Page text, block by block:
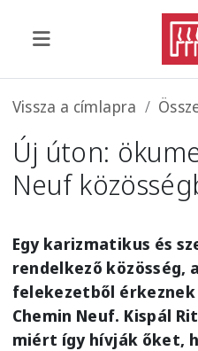
Morzsa
Vissza a címlapra
Új úton:
Neuf
Egy karizmatikus és
rendelkező közösség,
felekezetből érkeznek
Chemin Neuf. Kispál
miért így hívják őket,